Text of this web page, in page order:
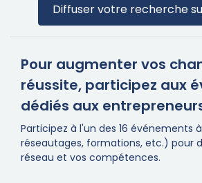
Diffuser votre recherche
Pour augmenter vos
réussite, participez aux
dédiés aux
Participez à l'un des 16 événements
réseautages, formations, etc.) pour
réseau et vos compétences.